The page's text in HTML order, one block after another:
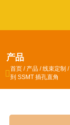
产品
 首页 / 产品 /线束定制 /
到 SSMT 插孔直角